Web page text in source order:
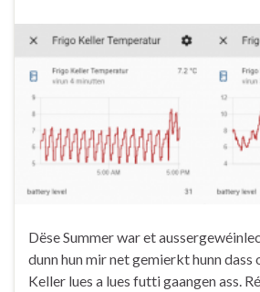
Dëse Summer war et
dunn hun mir net gemierkt hunn dass
Keller lues a lues futti gaangen ass.